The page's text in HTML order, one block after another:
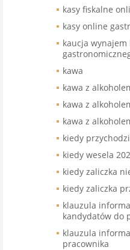
kasy fiskalne
kasy online
kaucja wynajem
kawa
kawa z
kawa z
kawa z
kiedy
kiedy wesela
kiedy zaliczka
kiedy zaliczka
klauzula
kandydatów do
klauzula
pracownika